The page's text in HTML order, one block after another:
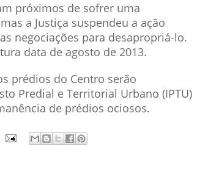
próximos de sofrer uma
a Justiça suspendeu a ação
negociações para desapropriá-lo.
data de agosto de 2013.
prédios do Centro serão
Predial e Territorial Urbano (IPTU)
de prédios ociosos.